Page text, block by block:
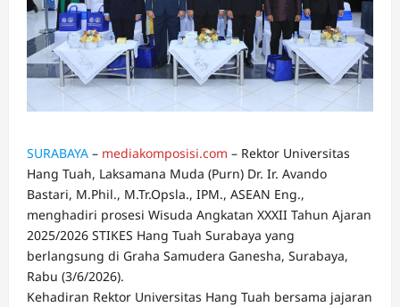
SURABAYA – mediakomposisi.com – Rektor Universitas
Hang Tuah, Laksamana Muda (Purn) Dr. Ir. Avando
Bastari, M.Phil., M.Tr.Opsla., IPM., ASEAN Eng.,
menghadiri prosesi Wisuda Angkatan XXXII Tahun Ajaran
2025/2026 STIKES Hang Tuah Surabaya yang
berlangsung di Graha Samudera Ganesha, Surabaya,
Rabu (3/6/2026).
Kehadiran Rektor Universitas Hang Tuah bersama jajaran